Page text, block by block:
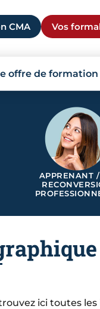
CMA Vos
offre de formation
APPRENANT
ici toutes